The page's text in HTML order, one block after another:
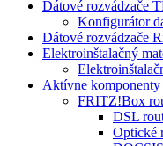
Dátové rozvádzače
Konfigurátor
Dátové rozvádzače
Elektroinštalačný
Aktívne
FRITZ!Box
DSL
Optické